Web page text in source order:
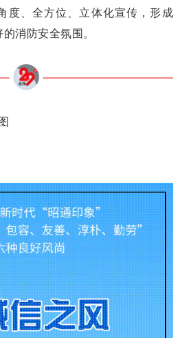
度、全方位、立体化宣传，形成
消防安全氛围。